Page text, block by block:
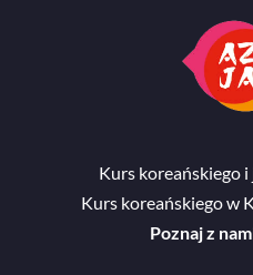
Kurs koreańskiego
Kurs koreańskiego w
Poznaj z